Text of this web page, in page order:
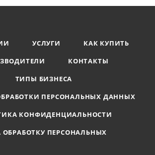
УСЛУГИ
КАК КУПИТЬ
КОНТАКТЫ
ТИПЫ БИЗНЕСА
ПЕРСОНАЛЬНЫХ ДАННЫХ
КОНФИДЕНЦИАЛЬНОСТИ
ОБРАБОТКУ ПЕРСОНАЛЬНЫХ